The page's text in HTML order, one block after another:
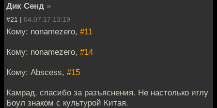
Дик Сенд »
#21 | 04.07.17 13:19
Кому: nonamezero, #11
Кому: nonamezero, #14
Кому: Abscess, #15
Камрад, спасибо за разъяснения. Не настолько иглу
Боул знаком с культурой Китая.